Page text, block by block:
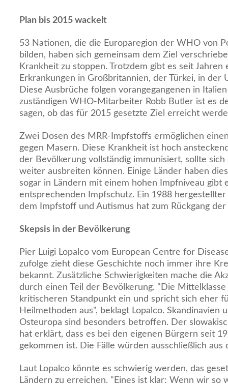
Plan bis 2015 wackelt
53 Nationen, die die Europaregion der WHO von
bilden, haben sich gemeinsam dem Ziel
Krankheit zu stoppen. Trotzdem gibt es seit Jahren
Erkrankungen in Großbritannien, der Türkei, in der
Diese Ausbrüche folgen vorangegangenen in
zuständigen WHO-Mitarbeiter Robb Butler ist es
sagen, ob das für 2015 gesetzte Ziel erreicht
Zwei Dosen des MRR-Impfstoffs ermöglichen
gegen Masern. Diese Krankheit ist hoch
der Bevölkerung vollständig immunisiert, sollte
weiter ausbreiten können. Einige Länder haben
sogar in Ländern mit einem hohen Impfniveau gibt
entsprechenden Impfschutz. Ein 1988
dem Impfstoff und Autismus hat zum Rückgang
Skepsis in der Bevölkerung
Pier Luigi Lopalco vom European Centre for
zufolge zieht diese Geschichte noch immer ihre
bekannt. Zusätzliche Schwierigkeiten mache die
durch einen Teil der Bevölkerung. "Die
kritischeren Standpunkt ein und spricht sich eher
Heilmethoden aus", beklagt Lopalco. Skandinavien
Osteuropa sind besonders betroffen. Der
hat erklärt, dass es bei den eigenen Bürgern seit
gekommen ist. Die Fälle würden ausschließlich aus
Laut Lopalco könnte es schwierig werden, das
Ländern zu erreichen. "Eines ist klar: Wenn wir so